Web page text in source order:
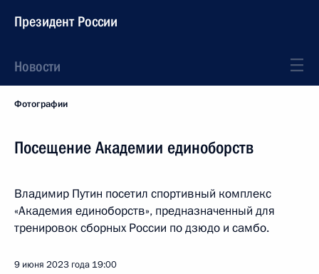
Президент России
Новости
Фотографии
Посещение Академии единоборств
Владимир Путин посетил спортивный комплекс
«Академия единоборств», предназначенный для
тренировок сборных России по дзюдо и самбо.
9 июня 2023 года 19:00